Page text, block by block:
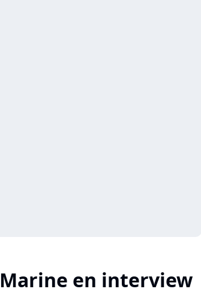
Marine en interview